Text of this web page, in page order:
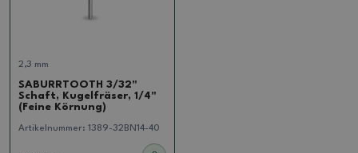
2,3 mm
SABURRTOOTH 3/32"
Schaft, Kugelfräser, 1/4"
(Feine Körnung)
Artikelnummer: 1389-32BN14-40